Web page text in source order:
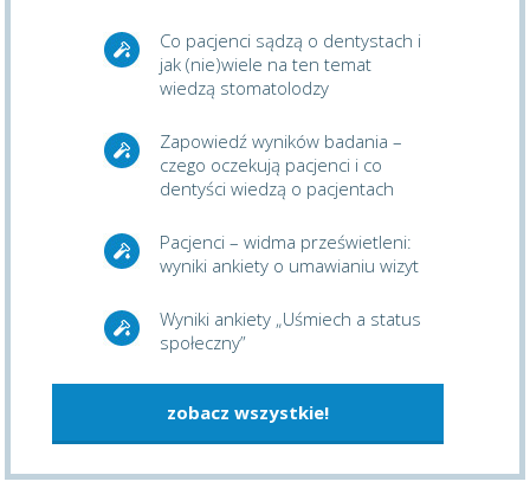
Co pacjenci sądzą o dentystach i
jak (nie)wiele na ten temat
wiedzą stomatolodzy
Zapowiedź wyników badania –
czego oczekują pacjenci i co
dentyści wiedzą o pacjentach
Pacjenci – widma prześwietleni:
wyniki ankiety o umawianiu wizyt
Wyniki ankiety „Uśmiech a status
społeczny”
zobacz wszystkie!